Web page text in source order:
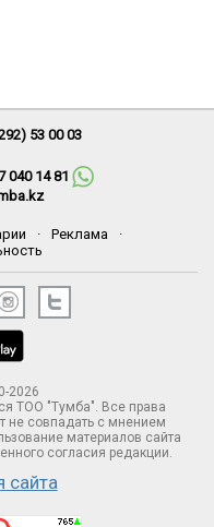
53 00 03
040 14 81
· Реклама
·
2026
ТОО "Тумба". Все права
совпадать с мнением
материалов сайта
согласия редакции.
сайта